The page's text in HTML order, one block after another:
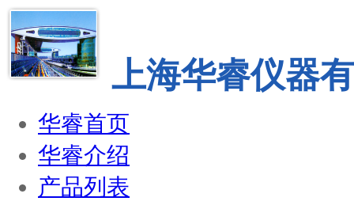
上海华睿仪器
华睿首页
华睿介绍
产品列表